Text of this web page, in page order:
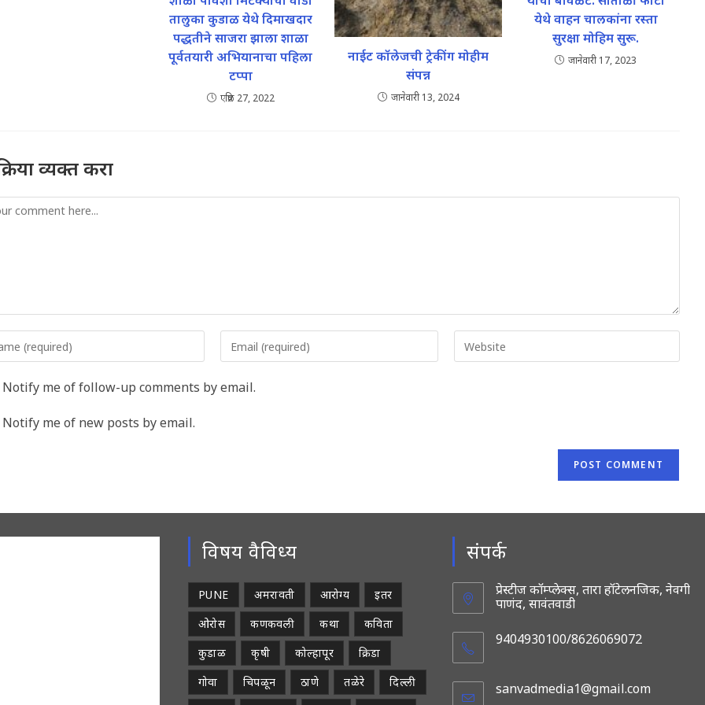
तालुका कुडाळ येथे दिमाखदार
पद्धतीने साजरा झाला शाळा
पूर्वतयारी अभियानाचा पहिला
टप्पा
एप्रिल 27, 2022
नाईट कॉलेजची ट्रेकींग मोहीम
संपन्न
जानेवारी 13, 2024
येथे वाहन चालकांना रस्ता
सुरक्षा मोहिम सुरू.
जानेवारी 17, 2023
व्यक्त करा
your
address
your
Notify me of follow-up comments by email.
Notify me of new posts by email.
विषय वैविध्य
PUNE अमरावती आरोग्य
इतर
ओरोस
कणकवली कथा
कविता
कुडाळ
कृषी कोल्हापूर
क्रिडा
गोवा
चिपळून ठाणे तळेरे
दिल्ली
संपर्क
प्रेस्टीज कॉम्प्लेक्स, तारा हॉटेलनजिक, नेवगी
पाणंद, सावंतवाडी
9404930100/8626069072
sanvadmedia1@gmail.com